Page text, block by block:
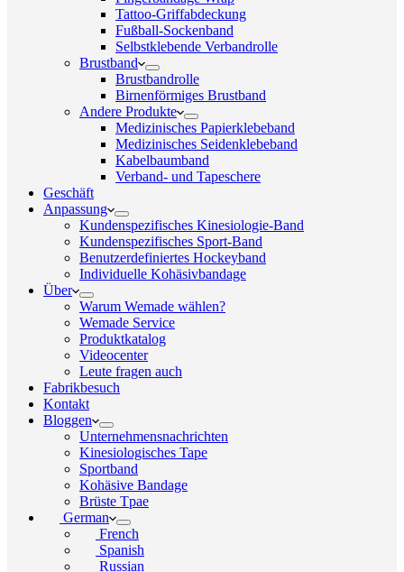
Tattoo-Griffabdeckung
Fußball-Sockenband
Selbstklebende Verbandrolle
Brustband
Brustbandrolle
Birnenförmiges Brustband
Andere Produkte
Medizinisches Papierklebeband
Medizinisches Seidenklebeband
Kabelbaumband
Verband- und Tapeschere
Geschäft
Anpassung
Kundenspezifisches Kinesiologie-Band
Kundenspezifisches Sport-Band
Benutzerdefiniertes Hockeyband
Individuelle Kohäsivbandage
Über
Warum Wemade wählen?
Wemade Service
Produktkatalog
Videocenter
Leute fragen auch
Fabrikbesuch
Kontakt
Bloggen
Unternehmensnachrichten
Kinesiologisches Tape
Sportband
Kohäsive Bandage
Brüste Tpae
German
French
Spanish
Russian